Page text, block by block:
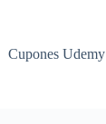
Cupones Udemy